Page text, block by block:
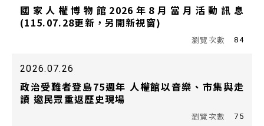
國家人權博物館2026年8月當月活動訊息
(115.07.28更新，另開新視窗)
84
2026.07.26
政治受難者登島75週年 人權館以音樂、市集與走
讀 邀民眾重返歷史現場
75